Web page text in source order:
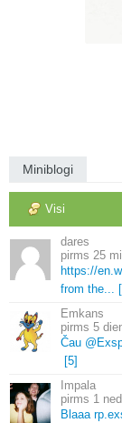
Miniblogi
Visi
dares
25
https://en.
from the...
Emkans
5
Čau
[5]
Impala
1
Blaaa rp.